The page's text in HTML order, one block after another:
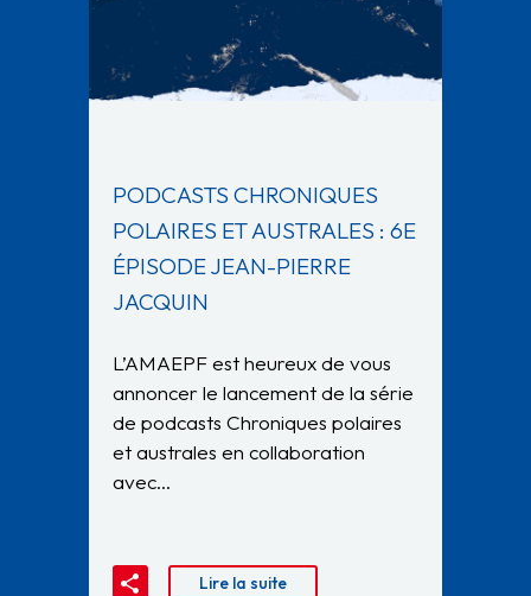
PODCASTS CHRONIQUES
POLAIRES ET AUSTRALES : 6E
ÉPISODE JEAN-PIERRE
JACQUIN
L’AMAEPF est heureux de vous
annoncer le lancement de la série
de podcasts Chroniques polaires
et australes en collaboration
avec…
Lire la suite